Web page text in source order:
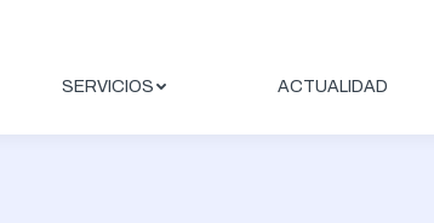
SERVICIOS ACTUALIDAD